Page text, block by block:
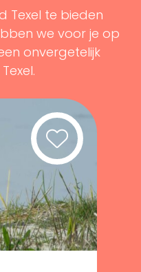
Texel te bieden
we voor je op
onvergetelijk